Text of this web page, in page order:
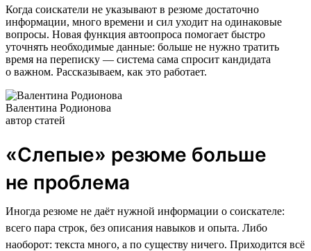
Когда соискатели не указывают в резюме достаточно
информации, много времени и сил уходит на одинаковые
вопросы. Новая функция автоопроса помогает быстро
уточнять необходимые данные: больше не нужно тратить
время на переписку — система сама спросит кандидата
о важном. Рассказываем, как это работает.
Валентина Родионова
автор статей
«Слепые» резюме больше
не проблема
Иногда резюме не даёт нужной информации о соискателе:
всего пара строк, без описания навыков и опыта. Либо
наоборот: текста много, а по существу ничего. Приходится всё